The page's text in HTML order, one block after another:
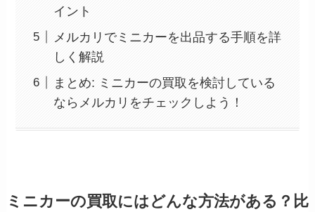
イント
メルカリでミニカーを出品する手順を詳
しく解説
まとめ: ミニカーの買取を検討している
ならメルカリをチェックしよう！
ミニカーの買取にはどんな方法がある？比